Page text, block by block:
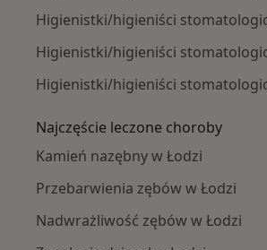
Higienistki/higieniści
Higienistki/higieniści
Higienistki/higieniści
Najczęście leczone choroby
Kamień nazębny w Łodzi
Przebarwienia zębów w Łodzi
Nadwrażliwość zębów w Łodzi